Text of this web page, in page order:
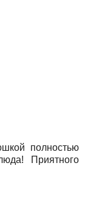
полностью
Приятного